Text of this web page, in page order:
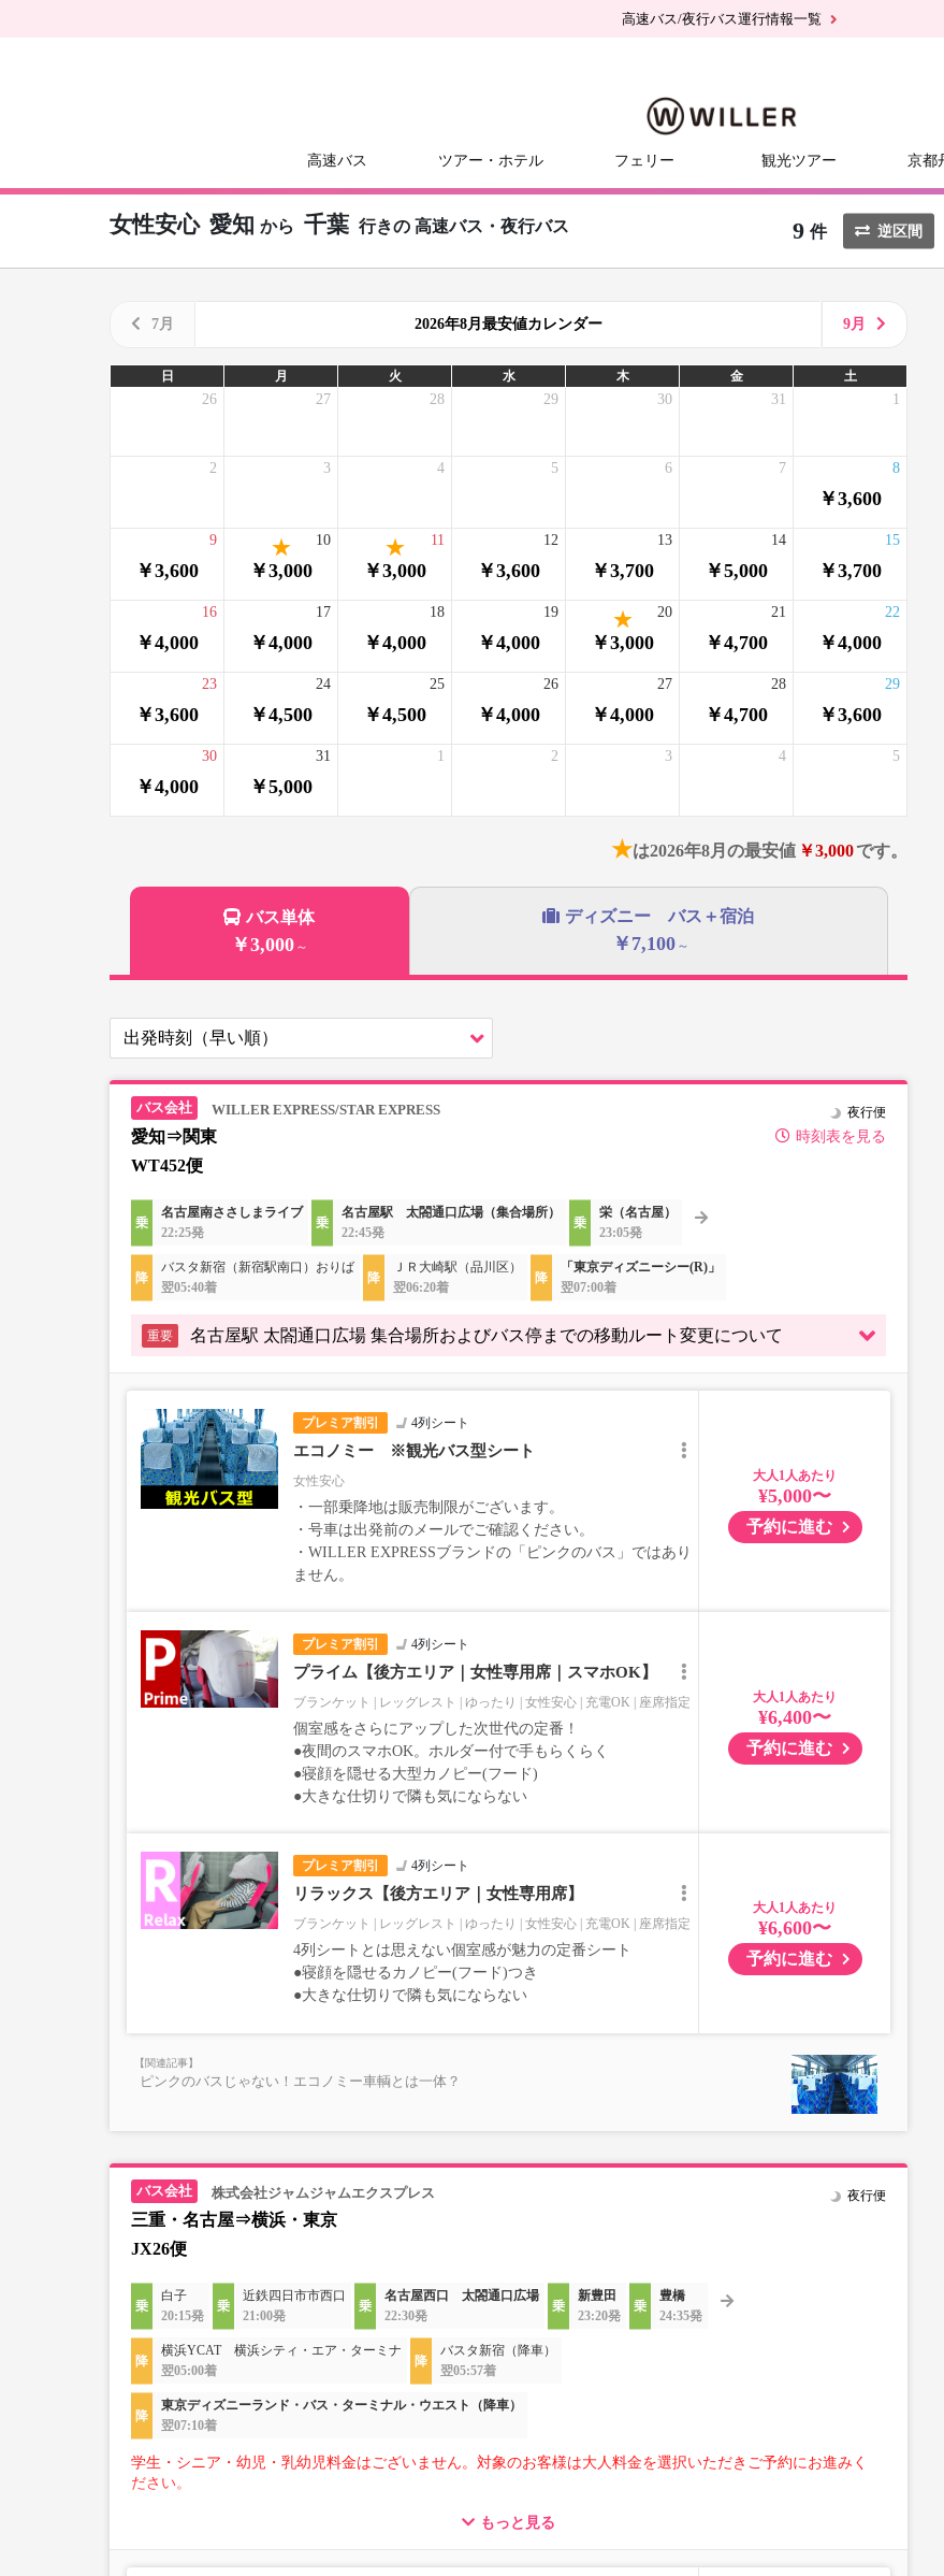
高速バス/夜行バス運行情報一覧
高速バス ツアー・ホテル フェリー 観光ツアー 京都
女性安心 愛知 から 千葉 行きの 高速バス・夜行バス 9 件 逆区間
7月 2026年8月最安値カレンダー 9月
日 月 火 水 木 金 土
26 27 28 29 30 31 1
2 3 4 5 6 7
￥3,600
8
￥3,600
9
￥3,000
10
￥3,000
11
￥3,600
12
￥3,700
13
￥5,000
14
￥3,700
15
￥4,000
16
￥4,000
17
￥4,000
18
￥4,000
19
￥3,000
20
￥4,700
21
￥4,000
22
￥3,600
23
￥4,500
24
￥4,500
25
￥4,000
26
￥4,000
27
￥4,700
28
￥3,600
29
￥4,000
30
￥5,000
31 1 2 3 4 5
★は2026年8月の最安値 ￥3,000です。
バス単体
￥3,000 ～
ディズニー バス＋宿泊
￥7,100 ～
WILLER EXPRESS/STAR EXPRESS
愛知⇒関東
WT452便
時刻表を見る
夜行便
名古屋南ささしまライブ
22:25発
名古屋駅 太閤通口広場（集合場所）
22:45発
栄（名古屋）
23:05発
バスタ新宿（新宿駅南口）おりば
翌05:40着
ＪＲ大崎駅（品川区）
翌06:20着
「東京ディズニーシー(R)」
翌07:00着
重要 名古屋駅 太閤通口広場 集合場所およびバス停までの移動ルート変更について
プレミア割引 4列シート
エコノミー ※観光バス型シート
女性安心
・一部乗降地は販売制限がございます。
・号車は出発前のメールでご確認ください。
・WILLER EXPRESSブランドの「ピンクのバス」ではあり
ません。
大人
¥5,000〜
予約に進む
プレミア割引 4列シート
プライム【後方エリア｜女性専用席｜スマホOK】
ブランケット レッグレスト ゆったり 女性安心 充電OK 座席指定
個室感をさらにアップした次世代の定番！
●夜間のスマホOK。ホルダー付で手もらくらく
●寝顔を隠せる大型カノピー(フード)
●大きな仕切りで隣も気にならない
大人
¥6,400〜
予約に進む
プレミア割引 4列シート
リラックス【後方エリア｜女性専用席】
ブランケット レッグレスト ゆったり 女性安心 充電OK 座席指定
4列シートとは思えない個室感が魅力の定番シート
●寝顔を隠せるカノピー(フード)つき
●大きな仕切りで隣も気にならない
大人
¥6,600〜
予約に進む
ピンクのバスじゃない！エコノミー車輌とは一体？
株式会社ジャムジャムエクスプレス
三重・名古屋⇒横浜・東京
JX26便
夜行便
白子
20:15発
近鉄四日市市西口
21:00発
名古屋西口 太閤通口広場
22:30発
新豊田
23:20発
豊橋
24:35発
横浜YCAT 横浜シティ・エア・ターミナ
翌05:00着
バスタ新宿（降車）
翌05:57着
東京ディズニーランド・バス・ターミナル・ウエスト（降車）
翌07:10着
学生・シニア・幼児・乳幼児料金はございません。対象のお客様は大人料金を選択いただきご予約にお進みく
ださい。
・3辺合計160cm以内、かつ10kg以下のものをおひとり様1点
もっと見る